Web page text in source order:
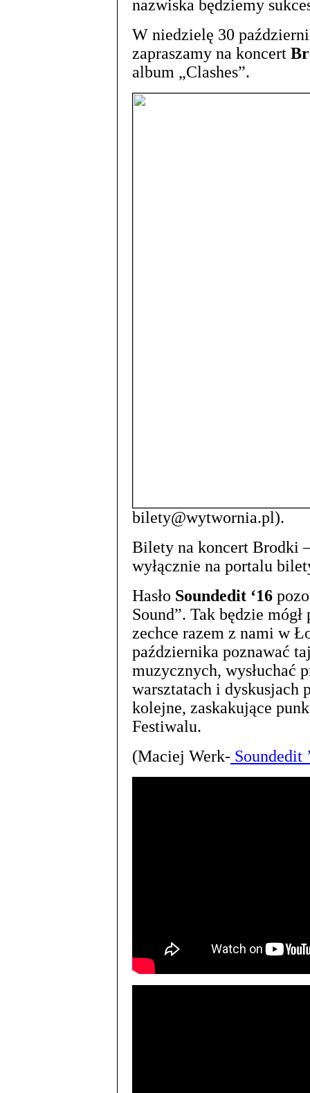
nazwiska będziemy
W niedzielę 30
zapraszamy na koncert
album „Clashes”.
bilety@wytwornia.pl).
Bilety na koncert Brodki
wyłącznie na portalu
Hasło Soundedit ‘16
Sound”. Tak będzie
zechce razem z nami w
października poznawać
muzycznych, wysłuchać
warsztatach i dyskusjach
kolejne, zaskakujące
Festiwalu.
(Maciej Werk- Soundedit